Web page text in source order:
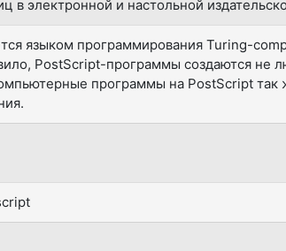
в электронной и настольной
языком программирования Turing-
PostScript-программы создаются не
программы на PostScript так